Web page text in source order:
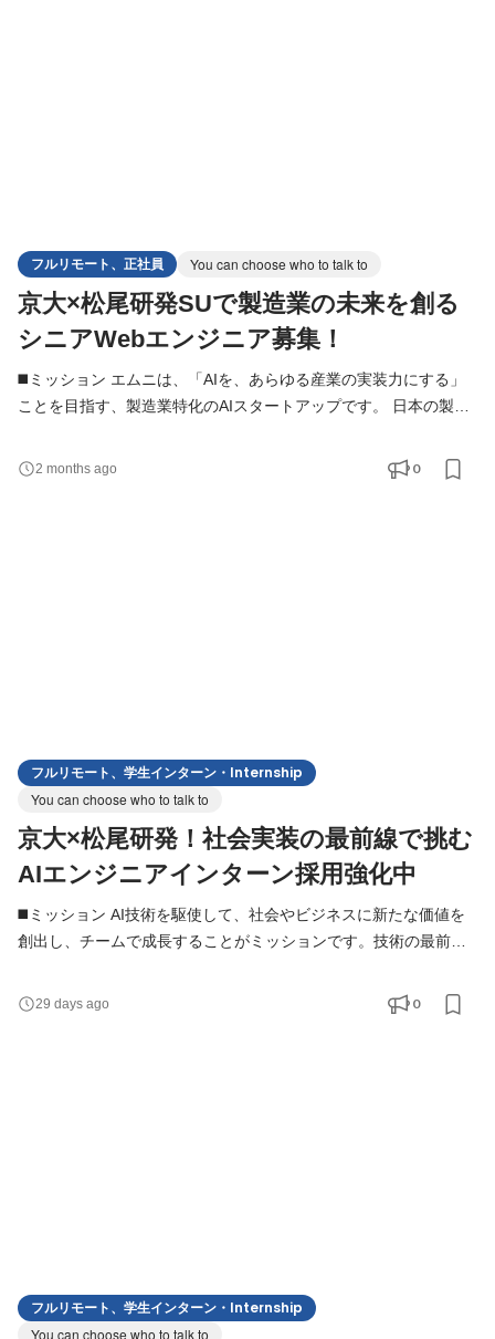
フルリモート、正社員 You can choose who to talk to
京大×松尾研発SUで製造業の未来を創る
シニアWebエンジニア募集！
◼️ミッション エムニは、「AIを、あらゆる産業の実装力にする」
ことを目指す、製造業特化のAIスタートアップです。 日本の製造
報、属人的な判断プロセスなど、AIによって解決できる課題が数
多く存在します。 本ポジションでは、AIエンジニアやPM、ビジネ
2 months ago 0
フルリモート、学生インターン・Internship
You can choose who to talk to
京大×松尾研発！社会実装の最前線で挑む
AIエンジニアインターン採用強化中
◼️ミッション AI技術を駆使して、社会やビジネスに新たな価値を
創出し、チームで成長することがミッションです。技術の最前線
がい AIエンジニアとして、ゼロから価値を創出する挑戦ができま
す。長く日本経済を支えてきた製造業界において、「技術が事業
29 days ago 0
フルリモート、学生インターン・Internship
You can choose who to talk to